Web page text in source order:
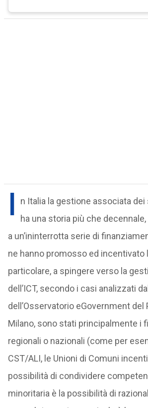
I
n Italia la gestione associata
ha una storia più che
a un’ininterrotta serie di
ne hanno promosso ed incentivato
particolare, a spingere verso la
dell’ICT, secondo i casi analizzati
dell’Osservatorio eGovernment del
Milano, sono stati principalmente i
regionali o nazionali (come per
CST/ALI, le Unioni di Comuni
possibilità di condividere
minoritaria è la possibilità di